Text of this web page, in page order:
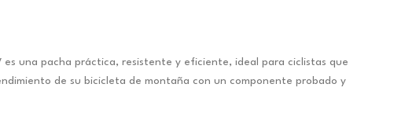
es una pacha práctica, resistente y eficiente, ideal para ciclistas que
de su bicicleta de montaña con un componente probado y